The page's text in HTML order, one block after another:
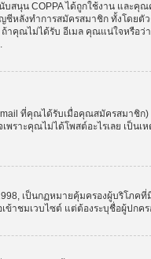
สนุน COPPA ได้ถูกใช้งาน แล
ลังทำการสมัครสมาชิก ทั้งโดยตั
ณไม่ได้รับ อีเมล คุณแน่ใจหรือว่
ที่คุณได้รับเมื่อคุณสมัครสมาชิก)
าะคุณไม่ได้โพสต์อะไรเลย เป็น
เป็นกฏหมายคุ้มครองผู้บริโภ
าชมเวบไซต์ แต่ต้องระบุชื่อผู้ปกค